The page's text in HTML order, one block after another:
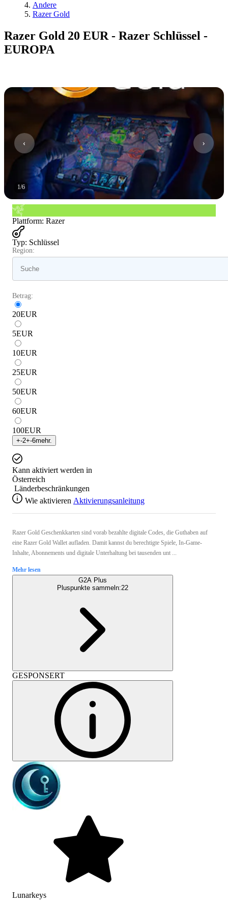
Andere
Razer Gold
Razer Gold 20 EUR - Razer Schlüssel -
EUROPA
1/6
Plattform: Razer
Typ: Schlüssel
Region:
Betrag:
20EUR
5EUR
10EUR
25EUR
50EUR
60EUR
100EUR
+-2+-6mehr.
Kann aktiviert werden in
Österreich
Länderbeschränkungen
Wie aktivieren Aktivierungsanleitung
Razer Gold Geschenkkarten sind vorab bezahlte digitale Codes, die Guthaben auf
eine Razer Gold Wallet aufladen. Damit kannst du berechtigte Spiele, In-Game-
Inhalte, Abonnements und digitale Unterhaltung bei tausenden unt ...
Mehr lesen
G2A Plus
Pluspunkte sammeln:22
GESPONSERT
Lunarkeys